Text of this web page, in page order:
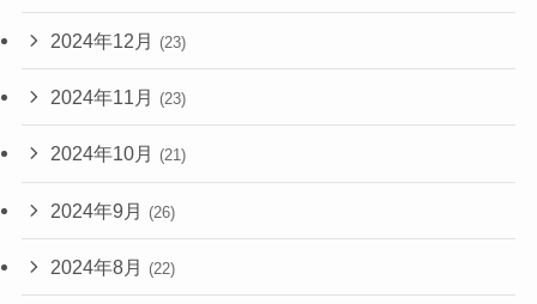
2024年12月 (23)
2024年11月 (23)
2024年10月 (21)
2024年9月 (26)
2024年8月 (22)